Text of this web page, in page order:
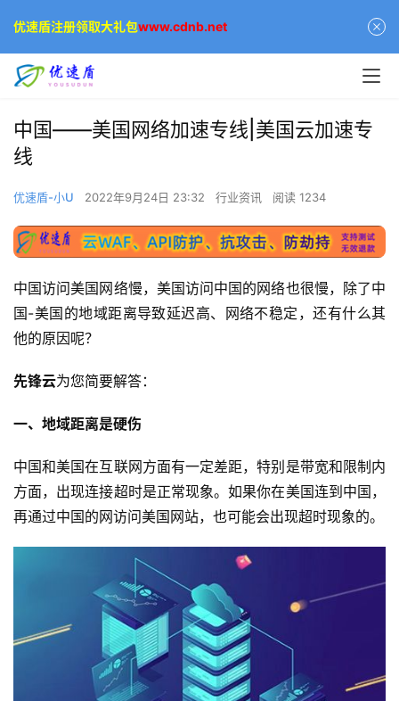
中国——美国网络加速专线|美国云加速专
线
优速盾-小U 2022年9月24日 23:32 行业资讯 阅读 1234
中国访问美国网络慢，美国访问中国的网络也很慢，除了中
国-美国的地域距离导致延迟高、网络不稳定，还有什么其
他的原因呢？
先锋云为您简要解答：
一、地域距离是硬伤
中国和美国在互联网方面有一定差距，特别是带宽和限制内
方面，出现连接超时是正常现象。如果你在美国连到中国，
再通过中国的网访问美国网站，也可能会出现超时现象的。
优速盾注册领取大礼包www.cdnb.net